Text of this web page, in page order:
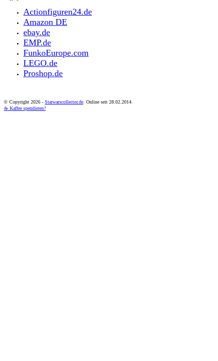
Actionfiguren24.de
Amazon DE
ebay.de
EMP.de
FunkoEurope.com
LEGO.de
Proshop.de
© Copyright 2026 - Starwarscollector.de. Online seit 28.02.2014.
☕ Kaffee spendieren?